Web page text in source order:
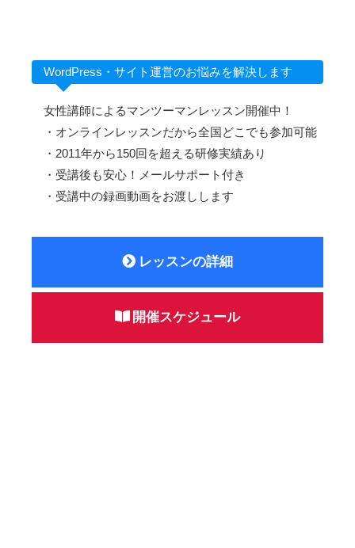
WordPress・サイト運営のお悩みを解決します
女性講師によるマンツーマンレッスン開催中！
・オンラインレッスンだから全国どこでも参加可能
・2011年から150回を超える研修実績あり
・受講後も安心！メールサポート付き
・受講中の録画動画をお渡しします
レッスンの詳細
開催スケジュール